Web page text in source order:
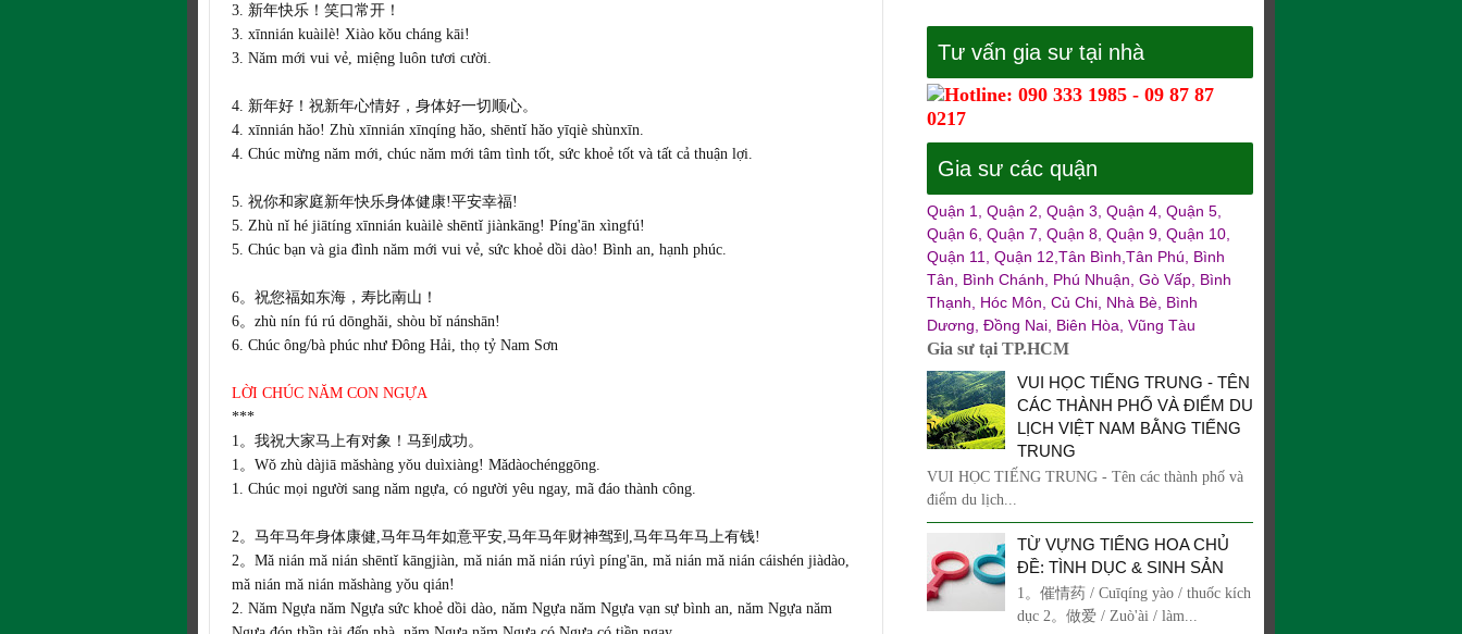
3. 新年快乐！笑口常开！
3. xīnnián kuàilè! Xiào kǒu cháng kāi!
3. Năm mới vui vẻ, miệng luôn tươi cười.
4. 新年好！祝新年心情好，身体好一切顺心。
4. xīnnián hǎo! Zhù xīnnián xīnqíng hǎo, shēntǐ hǎo yīqiè shùnxīn.
4. Chúc mừng năm mới, chúc năm mới tâm tình tốt, sức khoẻ tốt và tất cả thuận lợi.
5. 祝你和家庭新年快乐身体健康!平安幸福!
5. Zhù nǐ hé jiātíng xīnnián kuàilè shēntǐ jiànkāng! Píng'ān xìngfú!
5. Chúc bạn và gia đình năm mới vui vẻ, sức khoẻ dồi dào! Bình an, hạnh phúc.
6。祝您福如东海，寿比南山！
6。zhù nín fú rú dōnghǎi, shòu bǐ nánshān!
6. Chúc ông/bà phúc như Đông Hải, thọ tỷ Nam Sơn
LỜI CHÚC NĂM CON NGỰA
***
1。我祝大家马上有对象！马到成功。
1。Wǒ zhù dàjiā mǎshàng yǒu duìxiàng! Mǎdàochénggōng.
1. Chúc mọi người sang năm ngựa, có người yêu ngay, mã đáo thành công.
2。马年马年身体康健,马年马年如意平安,马年马年财神驾到,马年马年马上有钱!
2。Mǎ nián mǎ nián shēntǐ kāngjiàn, mǎ nián mǎ nián rúyì píng'ān, mǎ nián mǎ nián cáishén jiàdào,
mǎ nián mǎ nián mǎshàng yǒu qián!
2. Năm Ngựa năm Ngựa sức khoẻ dồi dào, năm Ngựa năm Ngựa vạn sự bình an, năm Ngựa năm
Tư vấn gia sư tại nhà
Hotline: 090 333 1985 - 09 87 87
0217
Gia sư các quận
Quận 1, Quận 2, Quận 3, Quận 4, Quận 5,
Quận 6, Quận 7, Quận 8, Quận 9, Quận 10,
Quận 11, Quận 12,Tân Bình,Tân Phú, Bình
Tân, Bình Chánh, Phú Nhuận, Gò Vấp, Bình
Thạnh, Hóc Môn, Củ Chi, Nhà Bè, Bình
Dương, Đồng Nai, Biên Hòa, Vũng Tàu
Gia sư tại TP.HCM
VUI HỌC TIẾNG TRUNG - TÊN
CÁC THÀNH PHỐ VÀ ĐIỂM DU
LỊCH VIỆT NAM BẰNG TIẾNG
TRUNG
VUI HỌC TIẾNG TRUNG - Tên các thành phố và
điểm du lịch...
TỪ VỰNG TIẾNG HOA CHỦ
ĐỀ: TÌNH DỤC & SINH SẢN
1。催情药 / Cuīqíng yào / thuốc kích
dục 2。做爱 / Zuò'ài / làm...